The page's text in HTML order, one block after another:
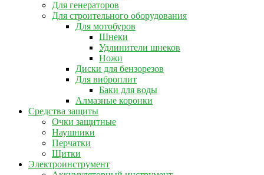
Для генераторов
Для строительного оборудования
Для мотобуров
Шнеки
Удлинители шнеков
Ножи
Диски для бензорезов
Для виброплит
Баки для воды
Алмазные коронки
Средства защиты
Очки защитные
Наушники
Перчатки
Щитки
Электроинструмент